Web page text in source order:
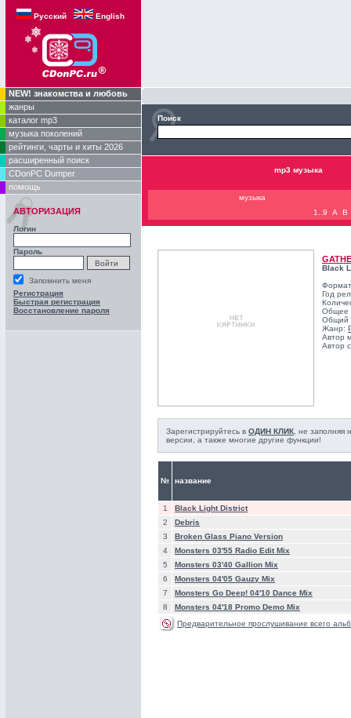
Русский English
NEW! знакомства и любовь
жанры
каталог mp3
музыка поколений
рейтинги, чарты и хиты 2026
расширенный поиск
CDonPC Dumper
помощь
АВТОРИЗАЦИЯ
Логин
Пароль
Запомнить меня
Регистрация
Быстрая регистрация
Восстановление пароля
Поиск
mp3 музыка
музыка
1..9
A B
Black
Год
Общее
Общий
Жанр:
Автор
Автор
Зарегистрируйтесь в ОДИН КЛИК , не
версии, а также многие другие функции!
№ название
1
Black Light District
2
Debris
3
Broken Glass Piano Version
4
Monsters 03'55 Radio Edit Mix
5
Monsters 03'40 Gallion Mix
6
Monsters 04'05 Gauzy Mix
7
Monsters Go Deep! 04'10 Dance Mix
8
Monsters 04'18 Promo Demo Mix
Предварительное прослушивание всего